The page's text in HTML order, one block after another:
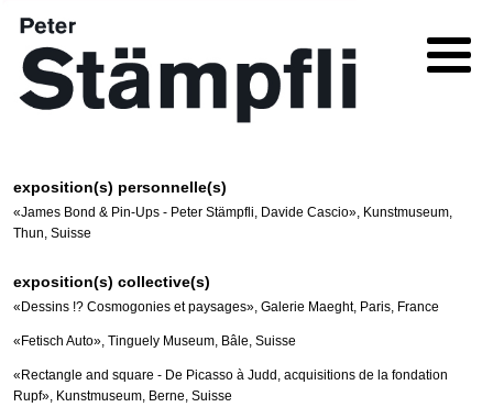
exposition(s) personnelle(s)
«James Bond & Pin-Ups - Peter Stämpfli, Davide Cascio», Kunstmuseum,
Thun, Suisse
exposition(s) collective(s)
«Dessins !? Cosmogonies et paysages», Galerie Maeght, Paris, France
«Fetisch Auto», Tinguely Museum, Bâle, Suisse
«Rectangle and square - De Picasso à Judd, acquisitions de la fondation
Rupf», Kunstmuseum, Berne, Suisse